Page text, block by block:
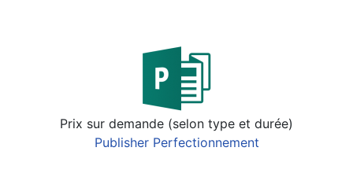
Prix sur demande (selon type et durée)
Publisher Perfectionnement